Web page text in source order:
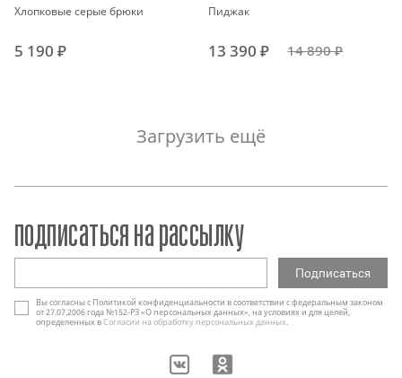
Хлопковые серые брюки
5 190 ₽
Пиджак
13 390 ₽ 14 890 ₽
Загрузить ещё
подписаться на рассылку
Вы согласны с Политикой конфиденциальности в соответствии с федеральным законом
от 27.07.2006 года №152-РЗ «О персональных данных», на условиях и для целей,
определенных вСогласии на обработку персональных данных.